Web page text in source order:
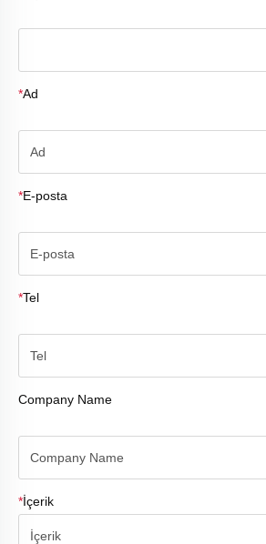
*Ad
*E-posta
*Tel
Company Name
*İçerik